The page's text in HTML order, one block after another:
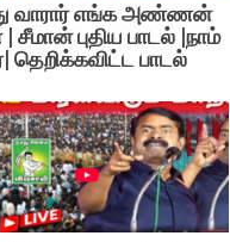
வாரார் எங்க அண்ணன்
சீமான் புதிய பாடல் |நாம்
தெறிக்கவிட்ட பாடல்